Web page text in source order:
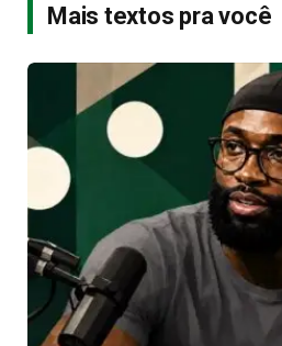
Mais textos pra você